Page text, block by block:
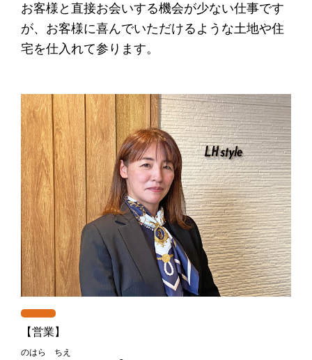
お客様と直接お会いする機会が少ない仕事です
が、お客様に喜んでいただけるような土地や住
宅を仕入れて参ります。
【営業】
のはら ちえ